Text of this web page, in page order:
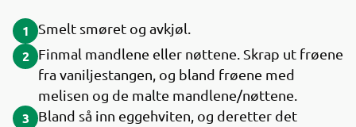
1
Smelt smøret og avkjøl.
2 Finmal mandlene eller nøttene. Skrap ut frøene
fra vaniljestangen, og bland frøene med
melisen og de malte mandlene/nøttene.
3
Bland så inn eggehviten, og deretter det